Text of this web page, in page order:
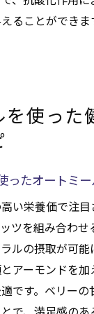
ることができま
使った
ったオートミ
い栄養価で注
ツを組み合わせ
ルの摂取が可能
アーモンドを加
です。ベリーの